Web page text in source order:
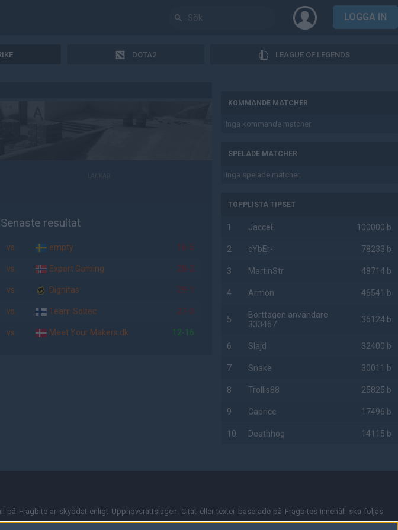
LOGGA IN
DOTA2 LEAGUE OF LEGENDS
Senaste resultat
vs. empty 16-5
vs. Expert Gaming 28-2
vs. Dignitas 29-1
vs. Team Soltec 27-3
vs. Meet Your Makers.dk 12-16
KOMMANDE MATCHER
Inga kommande matcher.
SPELADE MATCHER
Inga spelade matcher.
TOPPLISTA TIPSET
1 JacceE 100000 b
2 cYbEr- 78233 b
3 MartinStr 48714 b
4 Armon 46541 b
5
Borttagen användare
333467
36124 b
6 Slajd 32400 b
7 Snake 30011 b
8 Trollis88 25825 b
9 Caprice 17496 b
10 Deathhog 14115 b
på Fragbite är skyddat enligt Upphovsrättslagen. Citat eller texter baserade på Fragbites innehåll ska följas